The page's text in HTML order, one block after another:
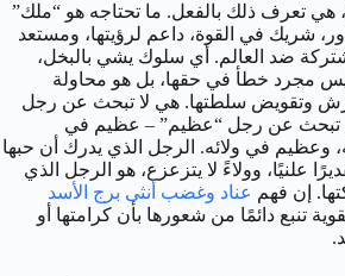
هي تعرف ذلك بالفعل. ما تحتاجه هو “ملك”
شريك في القوة، داعم لرؤيتها، ومستعد
ضد العالم. أي سلوك يشي بالبخل،
ليس مجرد خطأ في حقها، بل هو محاولة
وتقويض سلطتها. هي لا تبحث عن رجل
تبحث عن رجل “عظيم” – عظيم في
في ولائه. الرجل الذي يدرك أن حبها
علنيًا، وولاءً لا يتزعزع، هو الرجل الذي
إن فهم عناد وغضب أنثى برج الأسد
تنبع دائمًا من شعورها بأن كرامتها أو